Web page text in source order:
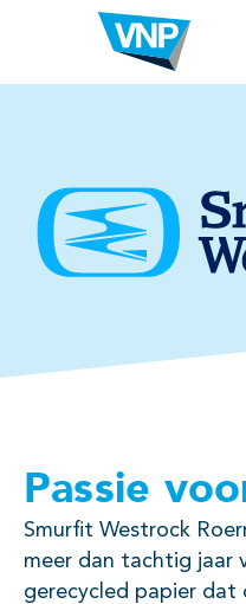
Passie
Smurfit Westrock
meer dan tachtig jaar
gerecycled papier dat